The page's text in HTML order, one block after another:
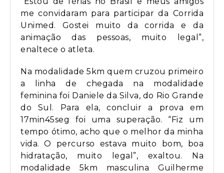
me convidaram para participar da Corrida
Unimed. Gostei muito da corrida e da
animação das pessoas, muito legal”,
enaltece o atleta.
Na modalidade 5km quem cruzou primeiro
a linha de chegada na modalidade
feminina foi Daniele da Silva, do Rio Grande
do Sul. Para ela, concluir a prova em
17min45seg foi uma superação. “Fiz um
tempo ótimo, acho que o melhor da minha
vida. O percurso estava muito bom, boa
hidratação, muito legal”, exaltou. Na
modalidade 5km masculina Guilherme